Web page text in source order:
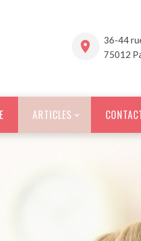
36-44
75012
ARTICLES